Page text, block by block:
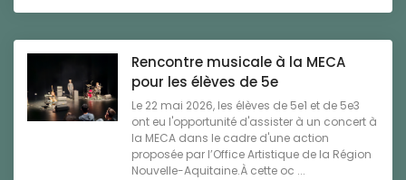
Rencontre musicale à la MECA
pour les élèves de 5e
Le 22 mai 2026, les élèves de 5e1 et de 5e3
ont eu l'opportunité d'assister à un concert à
la MECA dans le cadre d'une action
proposée par l’Office Artistique de la Région
Nouvelle-Aquitaine.À cette oc ...